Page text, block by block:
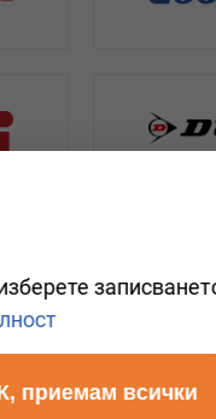
приемам всички